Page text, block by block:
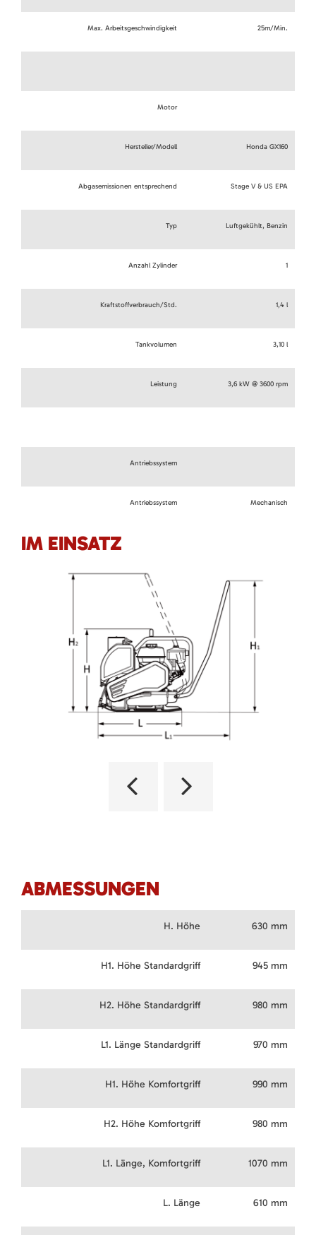
Max. Arbeitsgeschwindigkeit 25m/Min.
Motor
Hersteller/Modell Honda GX160
Abgasemissionen entsprechend Stage V & US EPA
Typ Luftgekühlt, Benzin
Anzahl Zylinder 1
Kraftstoffverbrauch/Std. 1,4 l
Tankvolumen 3,10 l
Leistung 3,6 kW @ 3600 rpm
Antriebssystem
Antriebssystem Mechanisch
IM EINSATZ
ABMESSUNGEN
H. Höhe 630 mm
H1. Höhe Standardgriff 945 mm
H2. Höhe Standardgriff 980 mm
L1. Länge Standardgriff 970 mm
H1. Höhe Komfortgriff 990 mm
H2. Höhe Komfortgriff 980 mm
L1. Länge, Komfortgriff 1070 mm
L. Länge 610 mm